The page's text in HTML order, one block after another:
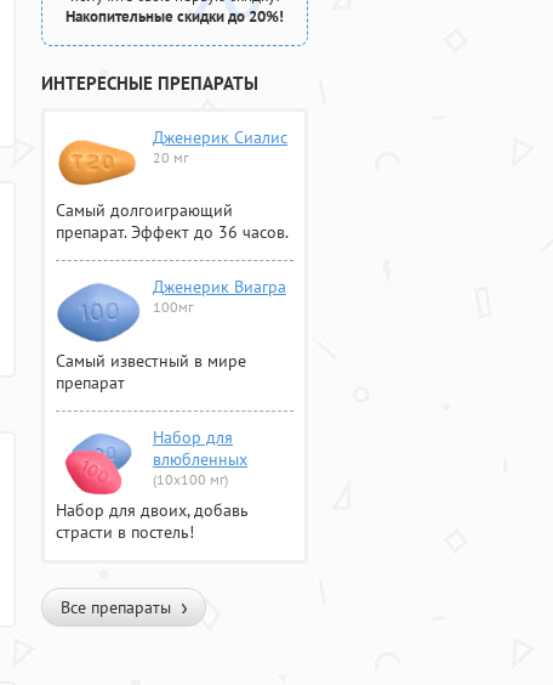
Накопительные скидки до 20%!
ИНТЕРЕСНЫЕ ПРЕПАРАТЫ
Дженерик Сиалис
20 мг
Самый долгоиграющий
препарат. Эффект до 36 часов.
Дженерик Виагра
100мг
Самый известный в мире
препарат
Набор для
влюбленных
(10х100 мг)
Набор для двоих, добавь
страсти в постель!
Все препараты